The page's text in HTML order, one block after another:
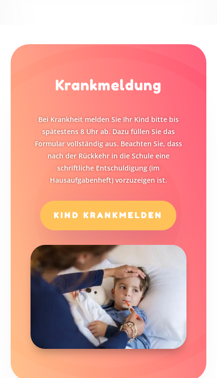
Krankmeldung
Bei Krankheit melden Sie Ihr Kind bitte bis
spätestens 8 Uhr ab. Dazu füllen Sie das
Formular vollständig aus. Beachten Sie, dass
nach der Rückkehr in die Schule eine
schriftliche Entschuldigung (im
Hausaufgabenheft) vorzuzeigen ist.
KIND KRANKMELDEN